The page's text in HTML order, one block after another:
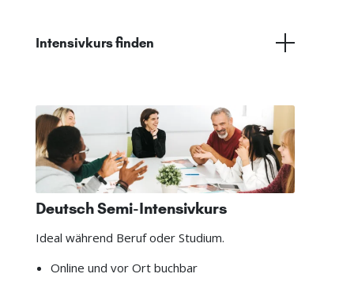
Intensivkurs finden
Deutsch Semi-Intensivkurs
Ideal während Beruf oder Studium.
Online und vor Ort buchbar